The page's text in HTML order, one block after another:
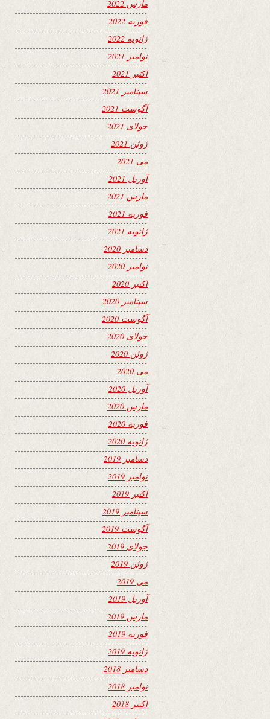
مارس 2022
فوریه 2022
ژانویه 2022
نوامبر 2021
اکتبر 2021
سپتامبر 2021
آگوست 2021
جولای 2021
ژوئن 2021
می 2021
آوریل 2021
مارس 2021
فوریه 2021
ژانویه 2021
دسامبر 2020
نوامبر 2020
اکتبر 2020
سپتامبر 2020
آگوست 2020
جولای 2020
ژوئن 2020
می 2020
آوریل 2020
مارس 2020
فوریه 2020
ژانویه 2020
دسامبر 2019
نوامبر 2019
اکتبر 2019
سپتامبر 2019
آگوست 2019
جولای 2019
ژوئن 2019
می 2019
آوریل 2019
مارس 2019
فوریه 2019
ژانویه 2019
دسامبر 2018
نوامبر 2018
اکتبر 2018